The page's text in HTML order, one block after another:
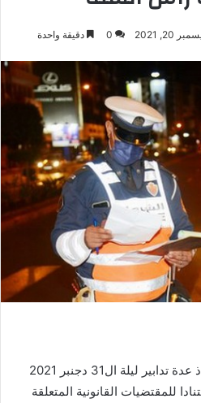
20, 2021
0 دقيقة واحدة
أعلنت الحكومة أنها قررت اتخاذ عدة تدابير ليلة ال31 دجنبر 2021
وذلك استنادا للمقتضيات القانونية المتعلقة